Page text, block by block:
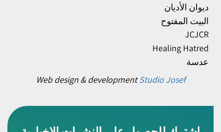
ديوان الأديان
البيت المفتوح
JCJCR
Healing Hatred
عدسة
Web design & developmentStudio Josef